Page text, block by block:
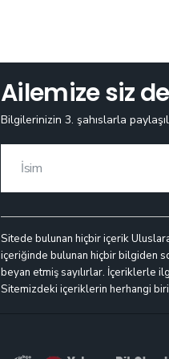
Ailemize siz
Bilgilerinizin 3. şahıslarla
Sitede bulunan hiçbir içerik
içeriğinde bulunan hiçbir bilgiden
beyan etmiş sayılırlar. İçeriklerle
Sitemizdeki içeriklerin herhangi